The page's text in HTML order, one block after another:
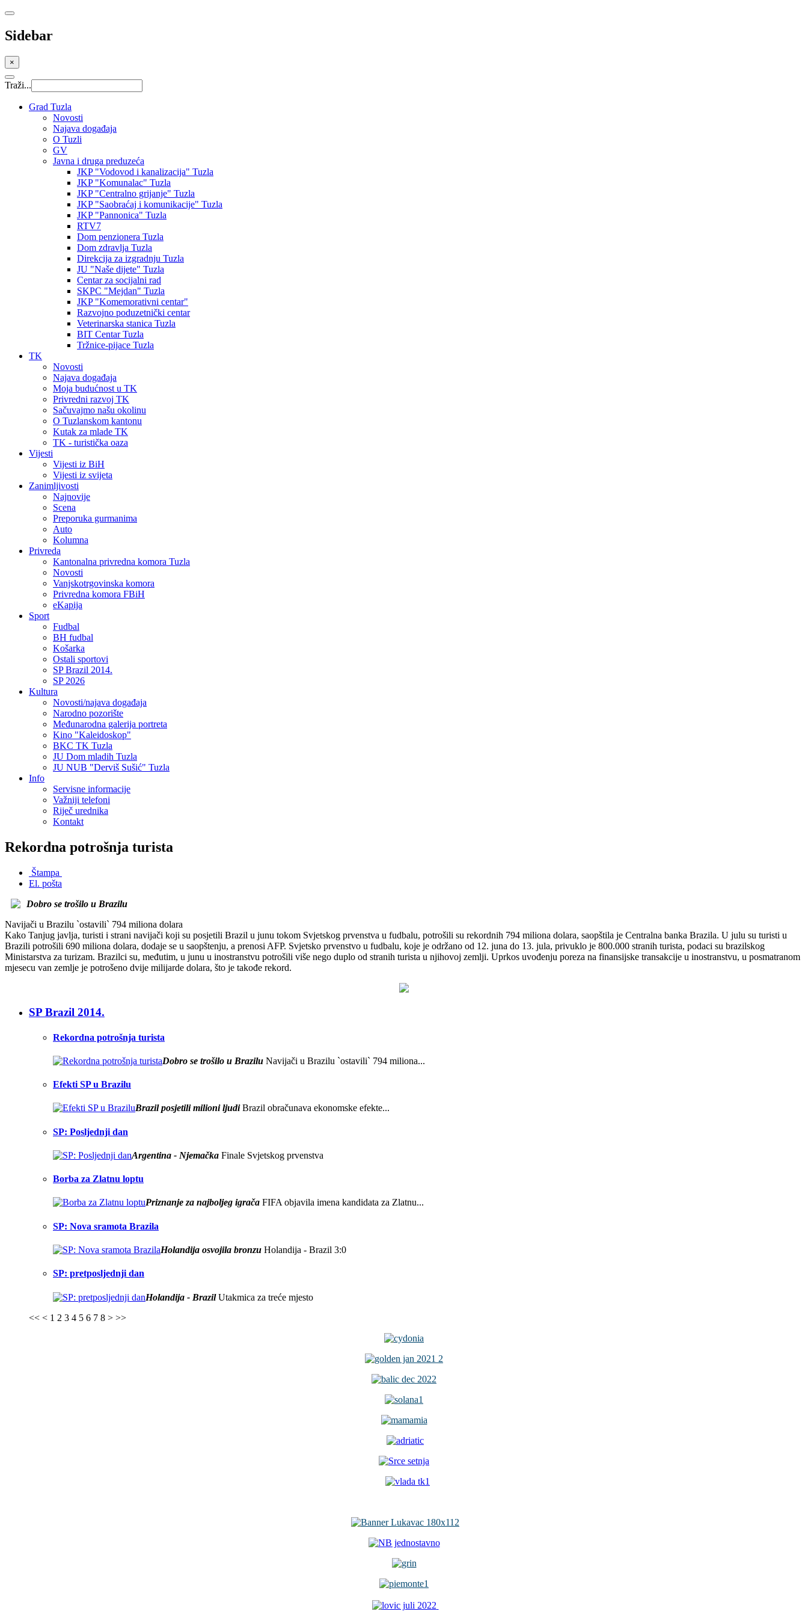
Sidebar
×
Traži...
Grad Tuzla
Novosti
Najava događaja
O Tuzli
GV
Javna i druga preduzeća
JKP "Vodovod i kanalizacija" Tuzla
JKP "Komunalac" Tuzla
JKP "Centralno grijanje" Tuzla
JKP "Saobraćaj i komunikacije" Tuzla
JKP "Pannonica" Tuzla
RTV7
Dom penzionera Tuzla
Dom zdravlja Tuzla
Direkcija za izgradnju Tuzla
JU "Naše dijete" Tuzla
Centar za socijalni rad
SKPC "Mejdan" Tuzla
JKP "Komemorativni centar"
Razvojno poduzetnički centar
Veterinarska stanica Tuzla
BIT Centar Tuzla
Tržnice-pijace Tuzla
TK
Novosti
Najava događaja
Moja budućnost u TK
Privredni razvoj TK
Sačuvajmo našu okolinu
O Tuzlanskom kantonu
Kutak za mlade TK
TK - turistička oaza
Vijesti
Vijesti iz BiH
Vijesti iz svijeta
Zanimljivosti
Najnovije
Scena
Preporuka gurmanima
Auto
Kolumna
Privreda
Kantonalna privredna komora Tuzla
Novosti
Vanjskotrgovinska komora
Privredna komora FBiH
eKapija
Sport
Fudbal
BH fudbal
Košarka
Ostali sportovi
SP Brazil 2014.
SP 2026
Kultura
Novosti/najava događaja
Narodno pozorište
Međunarodna galerija portreta
Kino "Kaleidoskop"
BKC TK Tuzla
JU Dom mladih Tuzla
JU NUB "Derviš Sušić" Tuzla
Info
Servisne informacije
Važniji telefoni
Riječ urednika
Kontakt
Rekordna potrošnja turista
Štampa
El. pošta
Dobro se trošilo u Brazilu
Navijači u Brazilu `ostavili` 794 miliona dolara
Kako Tanjug javlja, turisti i strani navijači koji su posjetili Brazil u junu tokom Svjetskog prvenstva u fudbalu, potrošili su rekordnih 794 miliona dolara, saopštila je Centralna banka Brazila. U julu su turisti u
Brazili potrošili 690 miliona dolara, dodaje se u saopštenju, a prenosi AFP. Svjetsko prvenstvo u fudbalu, koje je održano od 12. juna do 13. jula, privuklo je 800.000 stranih turista, podaci su brazilskog
Ministarstva za turizam. Brazilci su, međutim, u junu u inostranstvu potrošili više nego duplo od stranih turista u njihovoj zemlji. Uprkos uvođenju poreza na finansijske transakcije u inostranstvu, u posmatranom
mjesecu van zemlje je potrošeno dvije milijarde dolara, što je takođe rekord.
SP Brazil 2014.
Rekordna potrošnja turista
Dobro se trošilo u Brazilu Navijači u Brazilu `ostavili` 794 miliona...
Efekti SP u Brazilu
Brazil posjetili milioni ljudiBrazil obračunava ekonomske efekte...
SP: Posljednji dan
Argentina - Njemačka Finale Svjetskog prvenstva
Borba za Zlatnu loptu
Priznanje za najboljeg igrača FIFA objavila imena kandidata za Zlatnu...
SP: Nova sramota Brazila
Holandija osvojila bronzu Holandija - Brazil 3:0
SP: pretposljednji dan
Holandija - BrazilUtakmica za treće mjesto
<< < 1 2 3 4 5 6 7 8 > >>